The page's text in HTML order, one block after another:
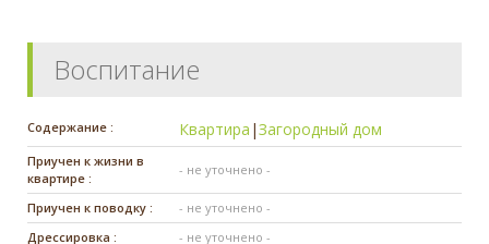
Воспитание
Содержание : Квартира |Загородный дом
Приучен к жизни в
квартире :
- не уточнено -
Приучен к поводку :
- не уточнено -
Дрессировка :
- не уточнено -